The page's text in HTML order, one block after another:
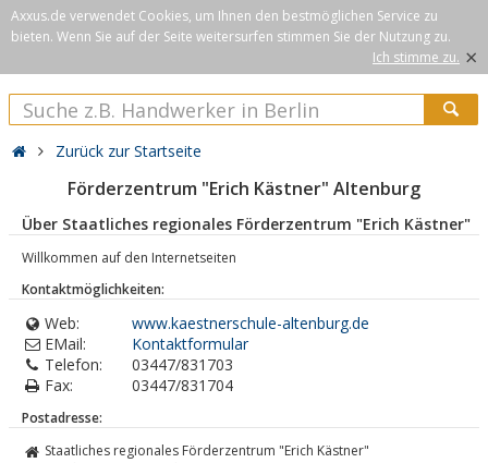
Axxus.de verwendet Cookies, um Ihnen den bestmöglichen Service zu
bieten. Wenn Sie auf der Seite weitersurfen stimmen Sie der Nutzung zu.
Ich stimme zu. ×
Zurück zur Startseite
Förderzentrum "Erich Kästner" Altenburg
Über Staatliches regionales Förderzentrum "Erich Kästner"
Willkommen auf den Internetseiten
Kontaktmöglichkeiten:
Web:
www.kaestnerschule-altenburg.de
EMail:
Kontaktformular
Telefon:
03447/831703
Fax:
03447/831704
Postadresse:
Staatliches regionales Förderzentrum "Erich Kästner"